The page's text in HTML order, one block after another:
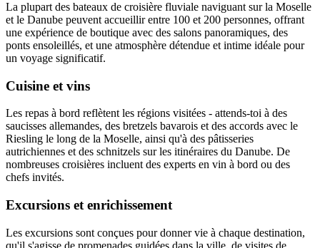
La plupart des bateaux de croisière fluviale naviguant sur la Moselle
et le Danube peuvent accueillir entre 100 et 200 personnes, offrant
une expérience de boutique avec des salons panoramiques, des
ponts ensoleillés, et une atmosphère détendue et intime idéale pour
un voyage significatif.
Cuisine et vins
Les repas à bord reflètent les régions visitées - attends-toi à des
saucisses allemandes, des bretzels bavarois et des accords avec le
Riesling le long de la Moselle, ainsi qu'à des pâtisseries
autrichiennes et des schnitzels sur les itinéraires du Danube. De
nombreuses croisières incluent des experts en vin à bord ou des
chefs invités.
Excursions et enrichissement
Les excursions sont conçues pour donner vie à chaque destination,
qu'il s'agisse de promenades guidées dans la ville, de visites de